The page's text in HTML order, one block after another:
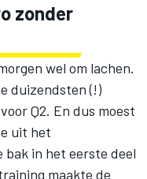
zonder
wel om lachen.
duizendsten (!)
Q2. En dus moest
uit het
bak in het eerste deel
maakte de